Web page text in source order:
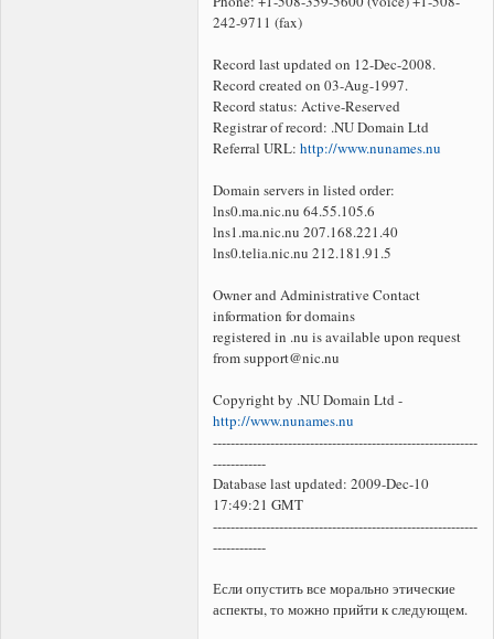
242-9711 (fax)
Record last updated on 12-Dec-2008.
Record created on 03-Aug-1997.
Record status: Active-Reserved
Registrar of record: .NU Domain Ltd
Referral URL: http://www.nunames.nu
Domain servers in listed order:
lns0.ma.nic.nu 64.55.105.6
lns1.ma.nic.nu 207.168.221.40
lns0.telia.nic.nu 212.181.91.5
Owner and Administrative Contact
information for domains
registered in .nu is available upon request
from support@nic.nu
Copyright by .NU Domain Ltd -
http://www.nunames.nu
------------------------------------------------------------
------------
Database last updated: 2009-Dec-10
17:49:21 GMT
------------------------------------------------------------
------------
Если опустить все морально этические
аспекты, то можно прийти к следующем.